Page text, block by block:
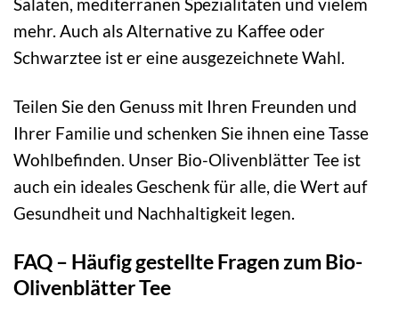
mehr. Auch als Alternative zu Kaffee oder
Schwarztee ist er eine ausgezeichnete Wahl.
Teilen Sie den Genuss mit Ihren Freunden und
Ihrer Familie und schenken Sie ihnen eine Tasse
Wohlbefinden. Unser Bio-Olivenblätter Tee ist
auch ein ideales Geschenk für alle, die Wert auf
Gesundheit und Nachhaltigkeit legen.
FAQ – Häufig gestellte Fragen zum Bio-
Olivenblätter Tee